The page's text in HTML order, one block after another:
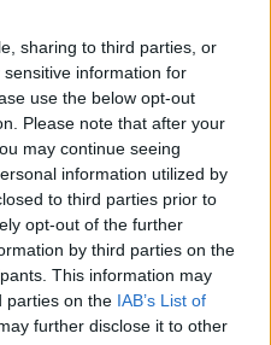
sharing to third parties, or
information for
use the below opt-out
Please note that after your
may continue seeing
information utilized by
to third parties prior to
opt-out of the further
by third parties on the
This information may
parties on the IAB’s List of
further disclose it to other
ηγεσία του
– Το
Έφης
ότι
Ηλιόπουλος,
επιλογή ανανέωσης